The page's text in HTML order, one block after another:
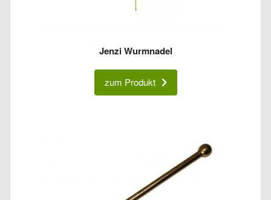
Jenzi Wurmnadel
zum Produkt